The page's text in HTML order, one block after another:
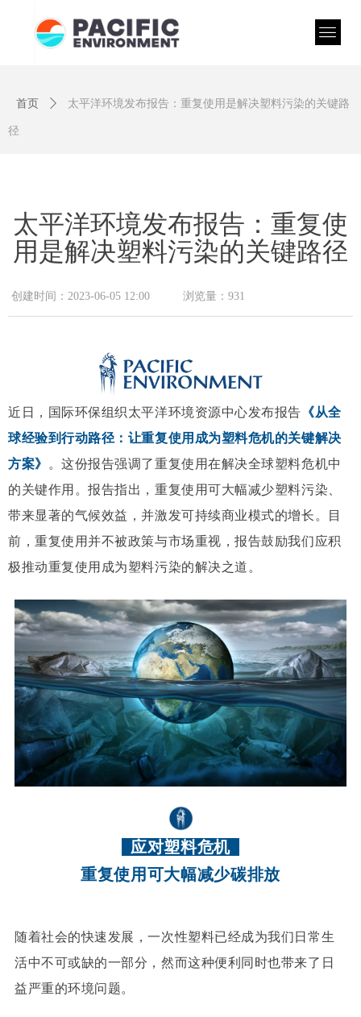
太平洋环境发布报告：重复使
用是解决塑料污染的关键路径
近日，国际环保组织太平洋环境资源中心发布报告 《从全
球经验到行动路径：让重复使用成为塑料危机的关键解决
方案》
。这份报告强调了重复使用在解决全球塑料危机中
的关键作用。报告指出，重复使用可大幅减少塑料污染、
带来显著的气候效益，并激发可持续商业模式的增长。目
前，重复使用并不被政策与市场重视，报告鼓励我们应积
极推动重复使用成为塑料污染的解决之道。
应对塑料危机
重复使用可大幅减少碳排放
随着社会的快速发展，一次性塑料已经成为我们日常生
活中不可或缺的一部分，然而这种便利同时也带来了日
益严重的环境问题。
创建时间： 2023-06-05 12:00 浏览量： 931
首页 ꄲ 太平洋环境发布报告：重复使用是解决塑料污染的关键路
径